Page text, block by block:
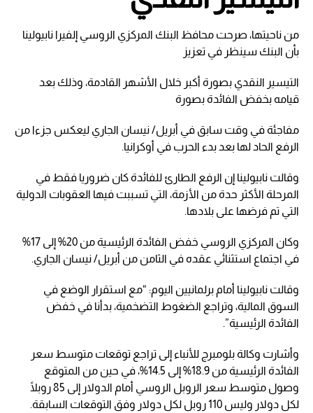
من ناحيتها، صرحت محافظ البنك المركزي الروسي إلفيرا نابيولينا
بأن البنك سينظر في تعزيز
التيسير النقدي بصورة أكبر خلال الأشهر القادمة، وذلك بعد
قيامه بخفض الفائدة بصورة
مفاجئة في وقت سابق في أبريل/ نيسان الجاري ليعكس جزءا من
الرفع الحاد لها بعد بدء الحرب في أوكرانيا.
وقالت نابيولينا إن الرفع الطارئ للفائدة كان ضروريا فقط في
المرحلة الأكثر حدة من الأزمة، التي تسببت فيها العقوبات الدولية
التي تم فرضها على بلادها.
وكان المركزي الروسي خفض الفائدة الرئيسية من 20% إلى 17%
في اجتماع استثنائي عقده في الثامن من أبريل/ نيسان الجاري.
وقالت نابيولينا أمام برلمانيين اليوم: “مع استقرار الوضع في
السوق المالية، وتراجع الضغوط التضخمية، بدأنا في خفض
الفائدة الرئيسية”.
وأشارت وكالة بلومبرج للأنباء إلى تراجع توقعات متوسط سعر
الفائدة الرئيسية من 18.9% إلى 14.5%، في حين من المتوقع
وصول متوسط سعر الروبل الروسي أمام الدولار إلى 85 روبلًا
لكل دولار وليس 110 روبل لكل دولار وفق التوقعات السابقة.